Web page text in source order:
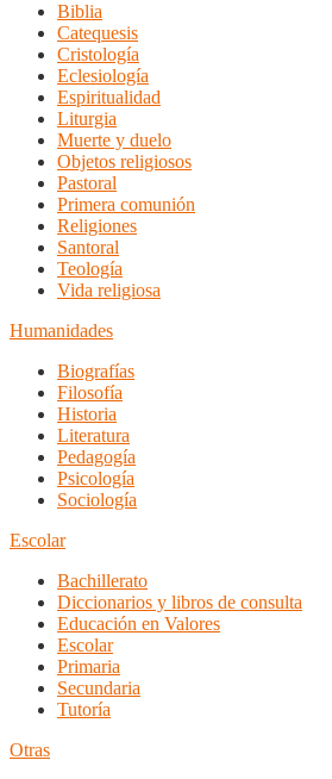
Biblia
Catequesis
Cristología
Eclesiología
Espiritualidad
Liturgia
Muerte y duelo
Objetos religiosos
Pastoral
Primera comunión
Religiones
Santoral
Teología
Vida religiosa
Humanidades
Biografías
Filosofía
Historia
Literatura
Pedagogía
Psicología
Sociología
Escolar
Bachillerato
Diccionarios y libros de consulta
Educación en Valores
Escolar
Primaria
Secundaria
Tutoría
Otras